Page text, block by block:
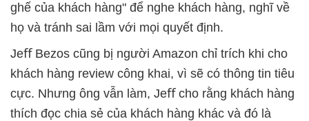
ghế của khách hàng" để nghe khách hàng, nghĩ về
họ và tránh sai lầm với mọi quyết định.
Jeﬀ Bezos cũng bị người Amazon chỉ trích khi cho
khách hàng review công khai, vì sẽ có thông tin tiêu
cực. Nhưng ông vẫn làm, Jeﬀ cho rằng khách hàng
thích đọc chia sẻ của khách hàng khác và đó là